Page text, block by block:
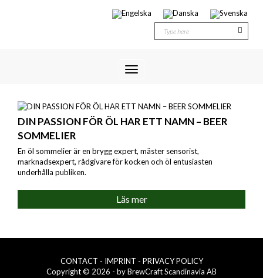
Toggle
FÖRSTÅ BEER SOMMELIER
DIN PASSION FÖR ÖL HAR ETT NAMN – BEER
SOMMELIER
En öl sommelier är en brygg expert, mäster sensorist,
marknadsexpert, rådgivare för kocken och öl entusiasten
underhålla publiken.
Läs mer
CONTACT - IMPRINT - PRIVACY POLICY
Copyright © 2026 - by BrewCraft Scandinavia AB